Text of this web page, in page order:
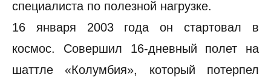
специалиста по полезной нагрузке.
16 января 2003 года он стартовал в
космос. Совершил 16-дневный полет на
шаттле «Колумбия», который потерпел